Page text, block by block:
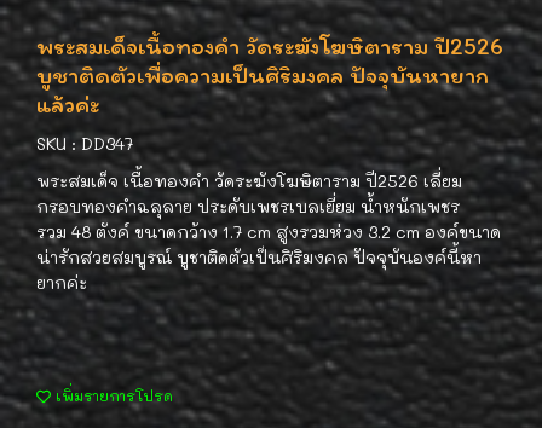
พระสมเด็จเนื้อทองคำ วัดระฆังโฆษิตาราม ปี2526
บูชาติดตัวเพื่อความเป็นศิริมงคล ปัจจุบันหายาก
แล้วค่ะ
SKU : DD347
พระสมเด็จ เนื้อทองคำ วัดระฆังโฆษิตาราม ปี2526 เลี่ยม
กรอบทองคำฉลุลาย ประดับเพชรเบลเยี่ยม น้ำหนักเพชร
รวม 48 ตังค์ ขนาดกว้าง 1.7 cm สูงรวมห่วง 3.2 cm องค์ขนาด
น่ารักสวยสมบูรณ์ บูชาติดตัวเป็นศิริมงคล ปัจจุบันองค์นี้หา
ยากค่ะ
เพิ่มรายการโปรด